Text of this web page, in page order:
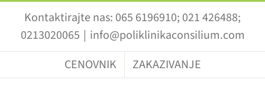
content
Kontaktirajte nas: 065 6196910; 021 426488;
0213020065 | info@poliklinikaconsilium.com
CENOVNIK
ZAKAZIVANJE